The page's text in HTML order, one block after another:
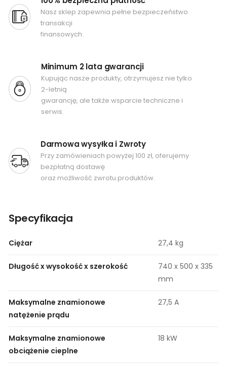
Nasz sklep zapewnia pełne bezpieczeństwo
transakcji
finansowych.
Minimum 2 lata gwarancji
Kupując nasze produkty, otrzymujesz nie tylko
2-letnią
gwarancję, ale także wsparcie techniczne i
serwis.
Darmowa wysyłka i Zwroty
Przy zamówieniach powyżej 100 zł, oferujemy
bezpłatną dostawę
oraz możliwość zwrotu produktów.
Specyfikacja
Ciężar 27,4 kg
Długość x wysokość x szerokość
740 x 500 x 335
mm
Maksymalne znamionowe
natężenie prądu
27,5 A
Maksymalne znamionowe
obciążenie cieplne
18 kW